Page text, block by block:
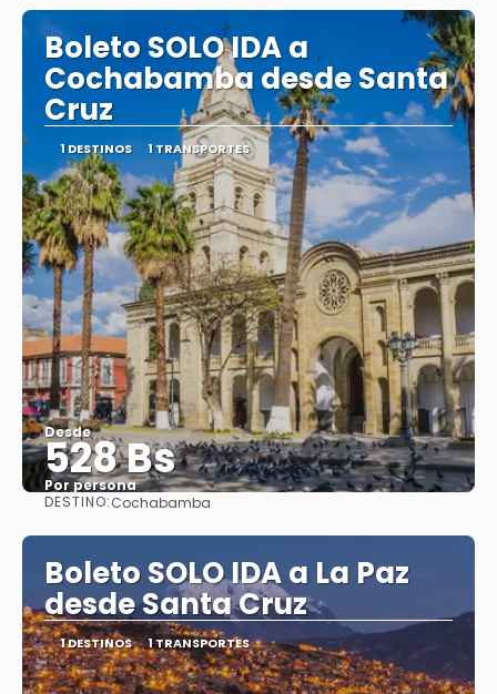
Boleto SOLO IDA a
Cochabamba desde Santa
Cruz
1 DESTINOS 1 TRANSPORTES
Desde
528 Bs
Por persona
DESTINO:Cochabamba
Boleto SOLO IDA a La Paz
desde Santa Cruz
1 DESTINOS 1 TRANSPORTES